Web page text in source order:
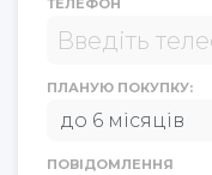
ТЕЛЕФОН
ПЛАНУЮ ПОКУПКУ:
ПОВІДОМЛЕННЯ